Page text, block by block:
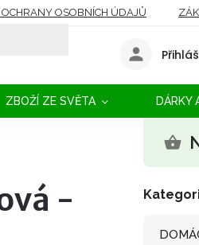
OSOBNÍCH ÚDAJŮ
ZBOŽÍ ZE SVĚTA DÁRKY
-